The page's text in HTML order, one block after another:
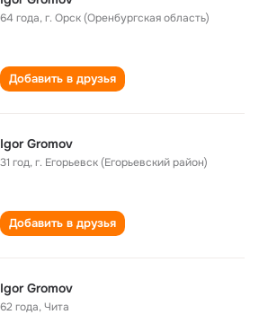
64 года,г. Орск (Оренбургская область)
Добавить в друзья
Igor Gromov
31 год,г. Егорьевск (Егорьевский район)
Добавить в друзья
Igor Gromov
62 года,Чита